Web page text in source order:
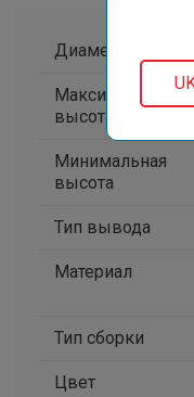
Диаметр, мм
Максимальная
высота
Минимальная
высота
Тип вывода
Материал
Тип сборки
Цвет